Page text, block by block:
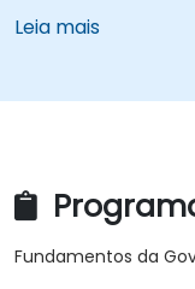
Leia mais
Fundamentos da